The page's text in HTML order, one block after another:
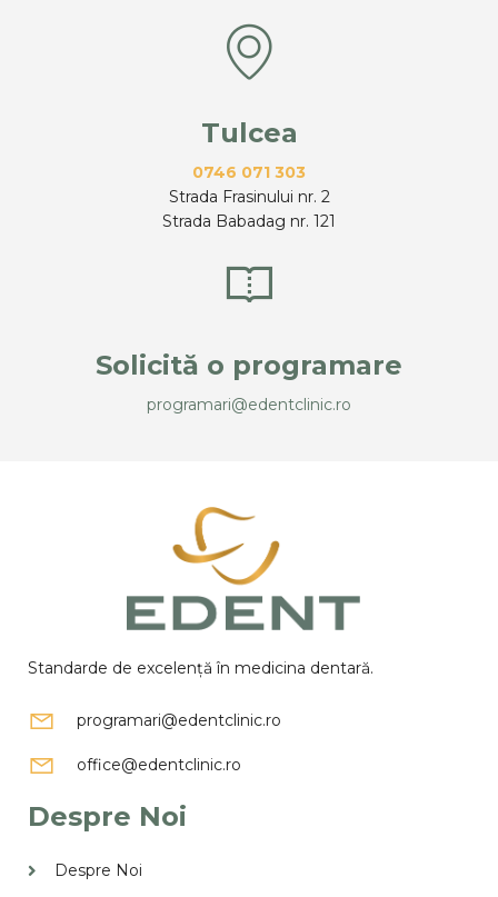
Tulcea
0746 071 303
Strada Frasinului nr. 2
Strada Babadag nr. 121
Solicită o programare
programari@edentclinic.ro
Standarde de excelență în medicina dentară.
programari@edentclinic.ro
office@edentclinic.ro
Despre Noi
Despre Noi